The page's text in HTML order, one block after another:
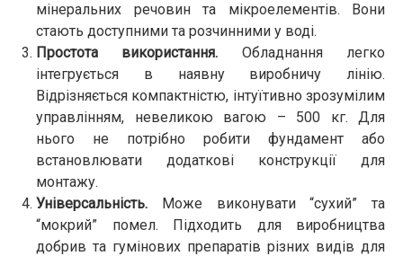
мінеральних речовин та мікроелементів. Вони
стають доступними та розчинними у воді.
Простота використання. Обладнання легко
інтегрується в наявну виробничу лінію.
Відрізняється компактністю, інтуїтивно зрозумілим
управлінням, невеликою вагою – 500 кг. Для
нього не потрібно робити фундамент або
встановлювати додаткові конструкції для
монтажу.
Універсальність. Може виконувати “сухий” та
“мокрий” помел. Підходить для виробництва
добрив та гумінових препаратів різних видів для